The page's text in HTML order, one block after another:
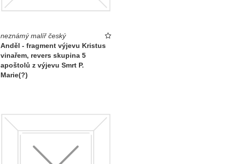
neznámý malíř český
Anděl - fragment výjevu Kristus
vinařem, revers skupina 5
apoštolů z výjevu Smrt P.
Marie(?)